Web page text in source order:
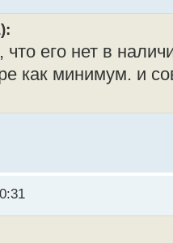
его нет в
как минимум. и